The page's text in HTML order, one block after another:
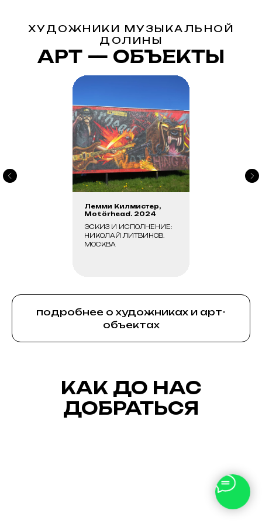
ХУДОЖНИКИ МУЗЫКАЛЬНОЙ
ДОЛИНЫ
АРТ — ОБЪЕКТЫ
Лемми Килмистер,
Motörhead. 2024
ЭСКИЗ И ИСПОЛНЕНИЕ:
НИКОЛАЙ ЛИТВИНОВ.
МОСКВА
подробнее о художниках и арт-
объектах
КАК ДО НАС
ДОБРАТЬСЯ